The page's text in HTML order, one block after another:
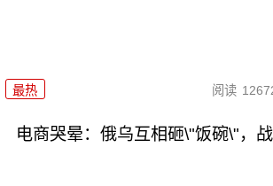
最热 阅读
电商哭晕：俄乌互相砸\"饭碗\"，